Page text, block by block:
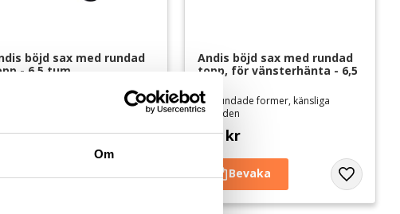
Om
böjd sax med rundad
- 6,5 tum
kr
Lägg till i favoriter
Andis böjd sax med rundad
topp, för vänsterhänta - 6,5
För rundade former, känsliga
områden
995kr
Lägg till i